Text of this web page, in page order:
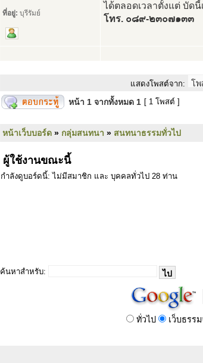
ที่อยู่: บุรีรัมย์
ได้ตลอดเวลาตั้งแต่ บัดนี้
โทร. ๐๘๙-๒๓๐๗๑๓๓
แสดงโพสต์จาก:
หน้า 1 จากทั้งหมด 1 [ 1 โพสต์ ]
หน้าเว็บบอร์ด » กลุ่มสนทนา » สนทนาธรรมทั่วไป
ผู้ใช้งานขณะนี้
กำลังดูบอร์ดนี้: ไม่มีสมาชิก และ บุคคลทั่วไป 28 ท่าน
ค้นหาสำหรับ:
ทั่วไป เว็บธรร